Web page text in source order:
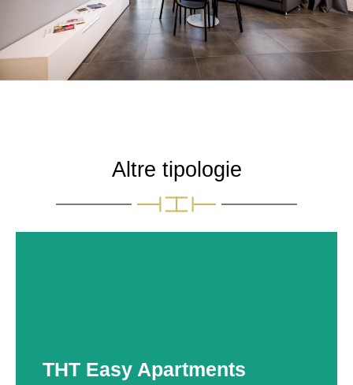
Altre tipologie
THT Easy Apartments